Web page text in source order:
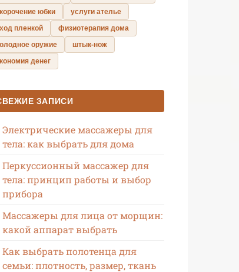
юбки
услуги ателье
пленкой
физиотерапия дома
оружие
штык-нож
денег
ЗАПИСИ
Электрические массажеры для
тела: как выбрать для дома
Перкуссионный массажер для
тела: принцип работы и выбор
прибора
Массажеры для лица от морщин:
какой аппарат выбрать
Как выбрать полотенца для
семьи: плотность, размер, ткань